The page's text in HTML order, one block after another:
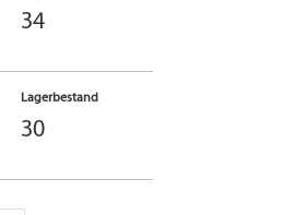
34
Lagerbestand
30